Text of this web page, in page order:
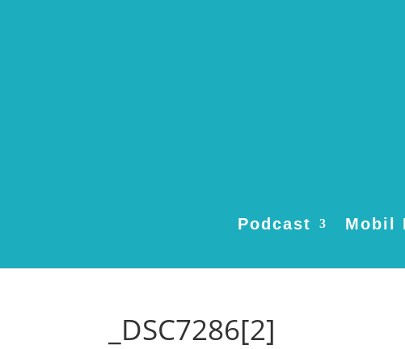
Podcast Mobil
_DSC7286[2]